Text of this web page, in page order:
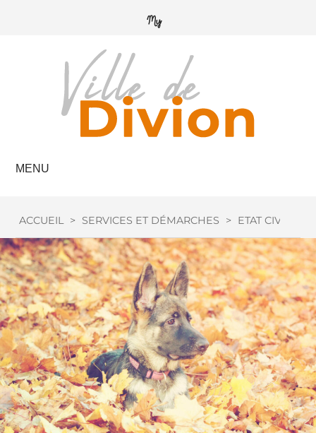
MENU
ACCUEIL > SERVICES ET DÉMARCHES > ETAT CIVIL